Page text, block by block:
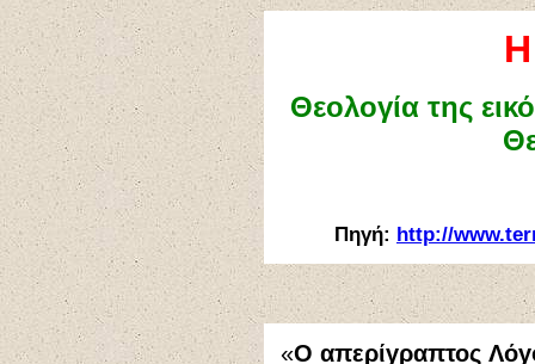
Θεολογία της
Πηγή: http://
«Ο απερίγραπτος